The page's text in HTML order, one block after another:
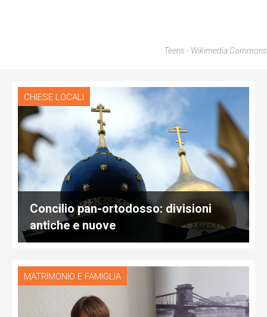
Teens - Wikimedia Commons
CHIESE LOCALI
Concilio pan-ortodosso: divisioni
antiche e nuove
MATRIMONIO E FAMIGLIA